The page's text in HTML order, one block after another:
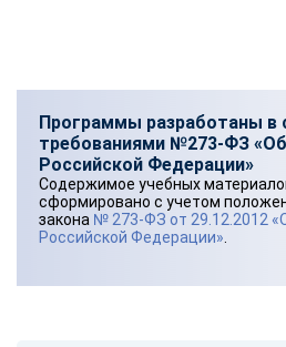
Программы разработаны в
требованиями №273-ФЗ
Российской Федерации»
Содержимое учебных
сформировано с учетом
закона № 273-ФЗ от 29.12.2012
Российской Федерации»